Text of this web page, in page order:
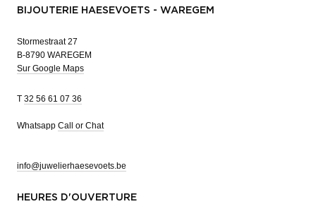
BIJOUTERIE HAESEVOETS - WAREGEM
Stormestraat 27
B-8790 WAREGEM
Sur Google Maps
T 32 56 61 07 36
Whatsapp Call or Chat
info@juwelierhaesevoets.be
HEURES D'OUVERTURE